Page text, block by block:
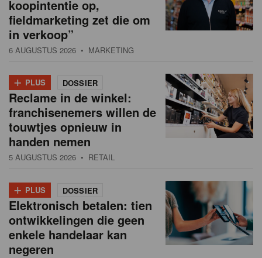
koopintentie op,
fieldmarketing zet die om
in verkoop”
6 AUGUSTUS 2026 • MARKETING
+ PLUS DOSSIER
Reclame in de winkel:
franchisenemers willen de
touwtjes opnieuw in
handen nemen
5 AUGUSTUS 2026 • RETAIL
+ PLUS DOSSIER
Elektronisch betalen: tien
ontwikkelingen die geen
enkele handelaar kan
negeren